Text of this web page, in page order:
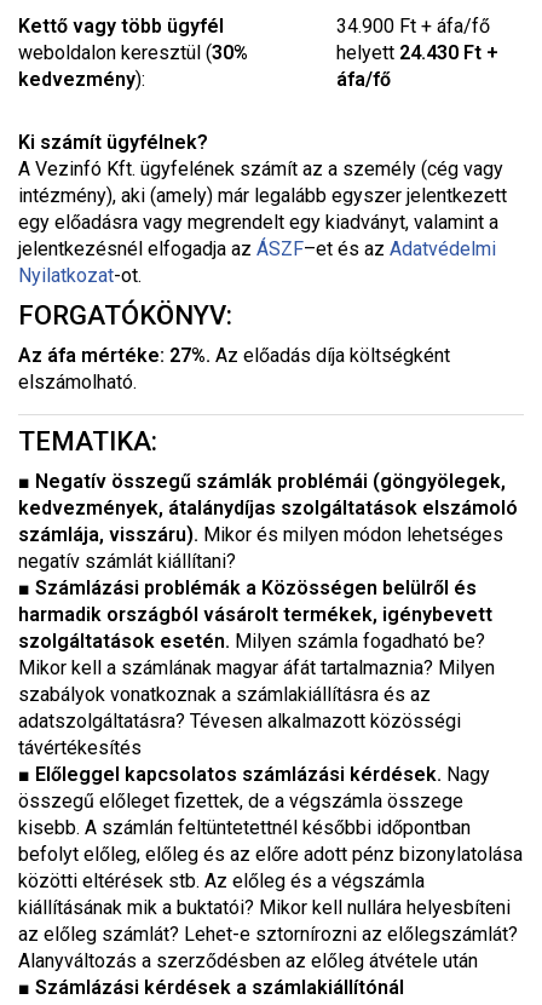
Kettő vagy több ügyfél
weboldalon keresztül (30%
kedvezmény):
34.900 Ft + áfa/fő
helyett 24.430 Ft +
áfa/fő
Ki számít ügyfélnek?
A Vezinfó Kft. ügyfelének számít az a személy (cég vagy
intézmény), aki (amely) már legalább egyszer jelentkezett
egy előadásra vagy megrendelt egy kiadványt, valamint a
jelentkezésnél elfogadja az ÁSZF–et és az Adatvédelmi
Nyilatkozat-ot.
FORGATÓKÖNYV:
Az áfa mértéke: 27%. Az előadás díja költségként
elszámolható.
TEMATIKA:
■ Negatív összegű számlák problémái (göngyölegek,
kedvezmények, átalánydíjas szolgáltatások elszámoló
számlája, visszáru). Mikor és milyen módon lehetséges
negatív számlát kiállítani?
■ Számlázási problémák a Közösségen belülről és
harmadik országból vásárolt termékek, igénybevett
szolgáltatások esetén. Milyen számla fogadható be?
Mikor kell a számlának magyar áfát tartalmaznia? Milyen
szabályok vonatkoznak a számlakiállításra és az
adatszolgáltatásra? Tévesen alkalmazott közösségi
távértékesítés
■ Előleggel kapcsolatos számlázási kérdések. Nagy
összegű előleget fizettek, de a végszámla összege
kisebb. A számlán feltüntetettnél későbbi időpontban
befolyt előleg, előleg és az előre adott pénz bizonylatolása
közötti eltérések stb. Az előleg és a végszámla
kiállításának mik a buktatói? Mikor kell nullára helyesbíteni
az előleg számlát? Lehet-e sztornírozni az előlegszámlát?
Alanyváltozás a szerződésben az előleg átvétele után
■ Számlázási kérdések a számlakiállítónál